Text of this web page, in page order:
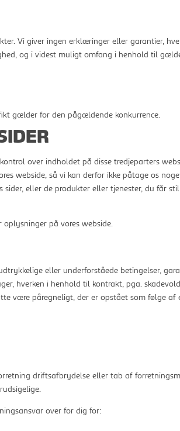
Vi giver ingen erklæringer eller garantier,
og i videst muligt omfang i henhold til
gælder for den pågældende konkurrence.
over indholdet på disse tredjeparters
webside, så vi kan derfor ikke påtage os
eller de produkter eller tjenester, du får
på vores webside.
eller underforståede betingelser,
hverken i henhold til kontrakt, pga.
være påregneligt, der er opstået som følge af
driftsafbrydelse eller tab af
over for dig for: